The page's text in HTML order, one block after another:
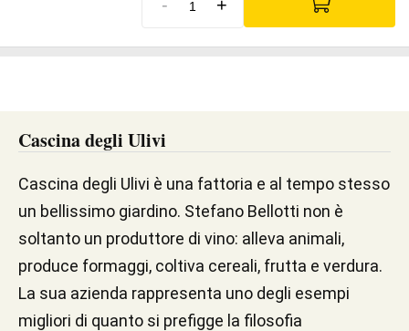
- +
Cascina degli Ulivi
Cascina degli Ulivi è una fattoria e al tempo stesso
un bellissimo giardino. Stefano Bellotti non è
soltanto un produttore di vino: alleva animali,
produce formaggi, coltiva cereali, frutta e verdura.
La sua azienda rappresenta uno degli esempi
migliori di quanto si prefigge la filosofia